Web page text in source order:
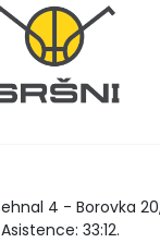
4 - Borovka
33:12.